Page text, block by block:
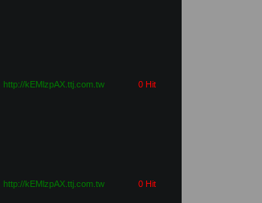
http://kEMlzpAX.ttj.com.tw 0 Hit
http://kEMlzpAX.ttj.com.tw 0 Hit